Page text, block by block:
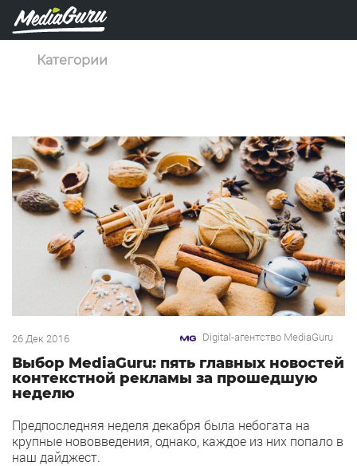
Категории
26 Дек 2016 Digital-агентство MediaGuru
Выбор MediaGuru: пять главных новостей
контекстной рекламы за прошедшую
неделю
Предпоследняя неделя декабря была небогата на
крупные нововведения, однако, каждое из них попало в
наш дайджест.